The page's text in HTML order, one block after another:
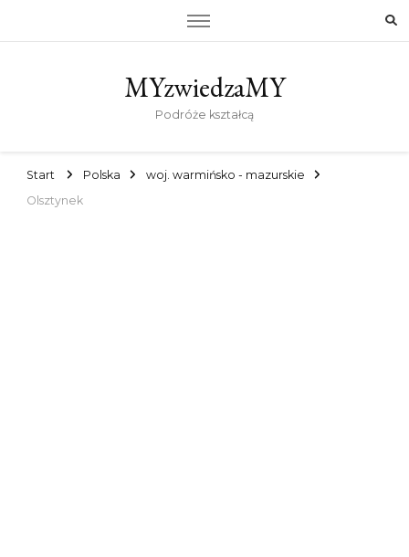
MYzwiedzaMY
Podróże kształcą
Start Polska
woj. warmińsko - mazurskie
Olsztynek